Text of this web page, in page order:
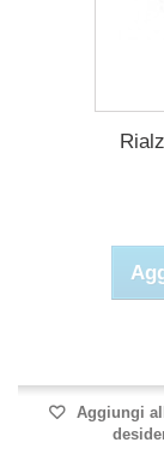
Aggiungi